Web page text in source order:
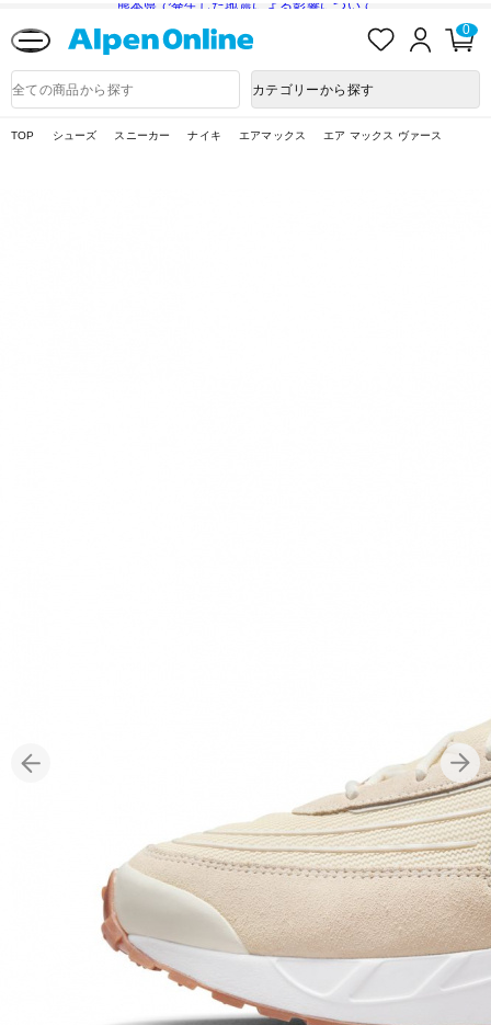
熊本県で発生した地震による影響について
入
ロ
ン
0
品
検
カテゴリーから探す
TOP シューズ スニーカー ナイキ エアマックス エア マックス ヴァース